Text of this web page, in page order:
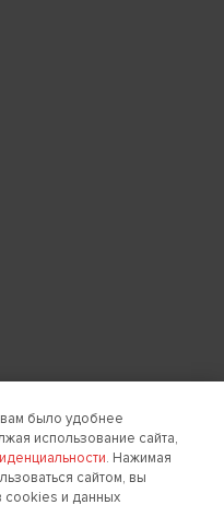
было удобнее
использование сайта,
. Нажимая
сайтом, вы
cookies и данных